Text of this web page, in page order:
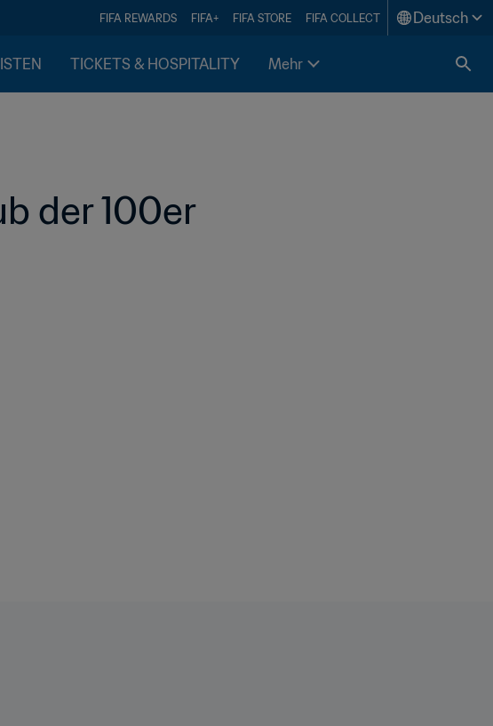
FIFA REWARDS FIFA+ FIFA STORE FIFA COLLECT Deutsch
TICKETS & HOSPITALITY Mehr
der 100er